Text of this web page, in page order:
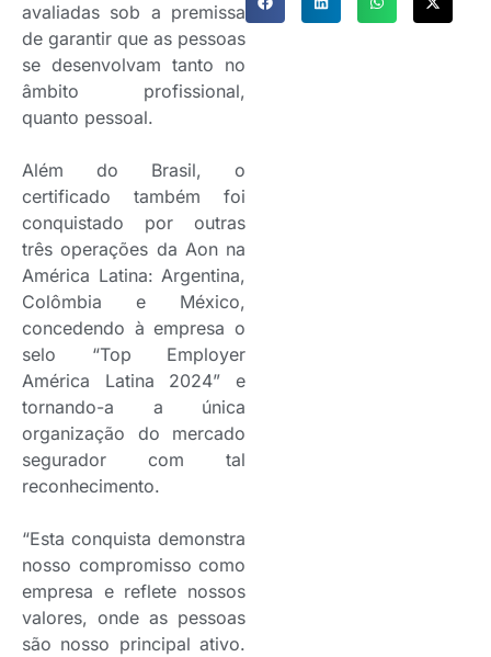
avaliadas sob a premissa
de garantir que as pessoas
se desenvolvam tanto no
âmbito profissional,
quanto pessoal.
Além do Brasil, o
certificado também foi
conquistado por outras
três operações da Aon na
América Latina: Argentina,
Colômbia e México,
concedendo à empresa o
selo “Top Employer
América Latina 2024” e
tornando-a a única
organização do mercado
segurador com tal
reconhecimento.
“Esta conquista demonstra
nosso compromisso como
empresa e reflete nossos
valores, onde as pessoas
são nosso principal ativo.